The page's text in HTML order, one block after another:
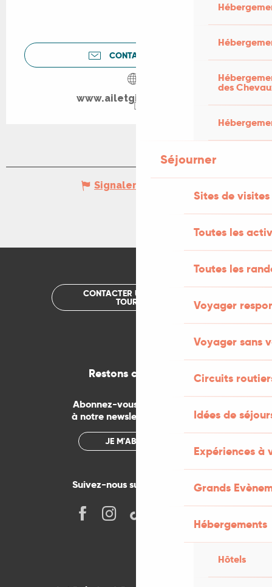
des
Séjourner
Sites de visites
Toutes les
Toutes les
Voyager
Voyager sans
Circuits
Idées de
Expériences à
Grands
Hébergements
Hôtels
CONTACTEZ-NOUS
www.ailetgingembre.fr
Signaler une erreur
CONTACTER UN OFFICE DE
TOURISME
Restons connectés
Abonnez-vous gratuitement
à notre newsletter mensuelle
JE M'ABONNE
Suivez-nous sur les réseaux !